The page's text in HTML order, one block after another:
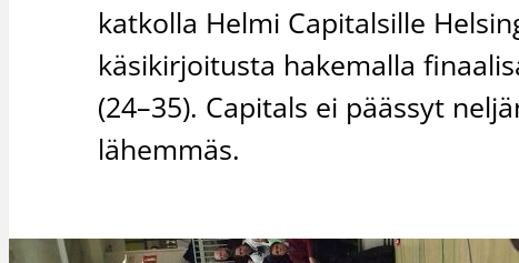
katkolla Helmi Capitalsille
käsikirjoitusta hakemalla
(24–35). Capitals ei päässyt
lähemmäs.